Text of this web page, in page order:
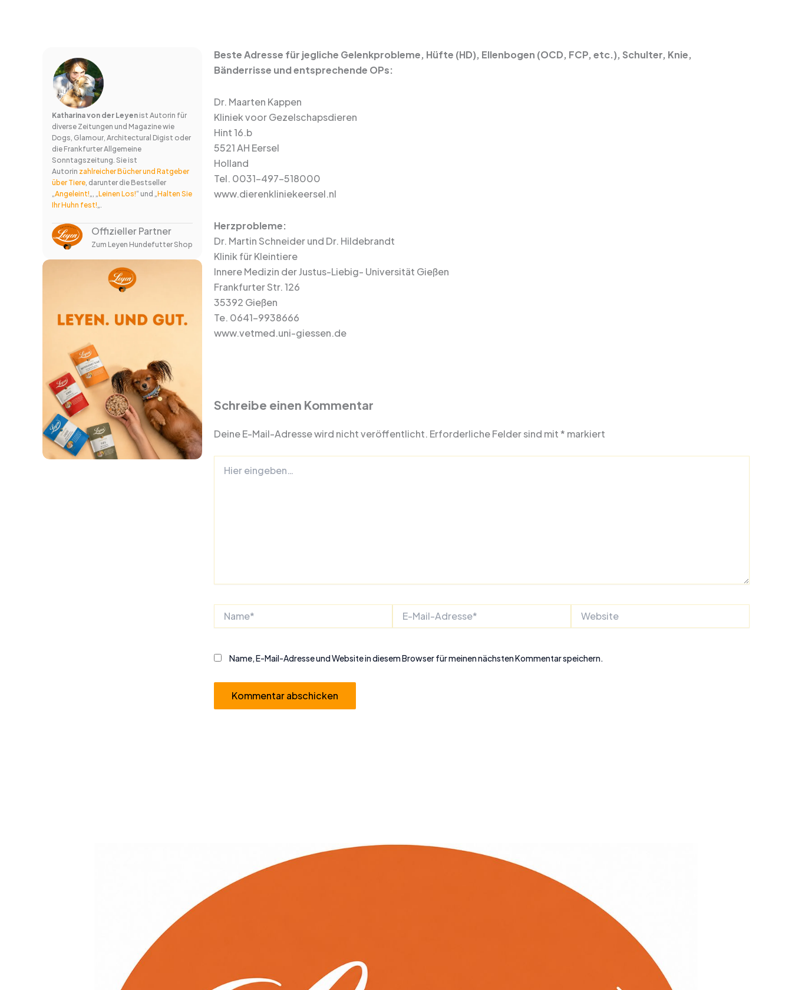
Katharina von der Leyen ist Autorin für
diverse Zeitungen und Magazine wie
Dogs, Glamour, Architectural Digist oder
die Frankfurter Allgemeine
Sonntagszeitung. Sie ist
Autorin zahlreicher Bücher und Ratgeber
über Tiere , darunter die Bestseller
Angeleint! Leinen Los!“ und „ Halten Sie
Ihr Huhn fest!
Offizieller Partner
Zum Leyen Hundefutter Shop
Beste Adresse für jegliche Gelenkprobleme, Hüfte (HD), Ellenbogen (OCD, FCP, etc.), Schulter, Knie,
Bänderrisse und entsprechende OPs:
Dr. Maarten Kappen
Kliniek voor Gezelschapsdieren
Hint 16.b
5521 AH Eersel
Holland
Tel. 0031-497-518000
www.dierenkliniekeersel.nl
Herzprobleme:
Dr. Martin Schneider und Dr. Hildebrandt
Klinik für Kleintiere
Innere Medizin der Justus-Liebig- Universität Gießen
Frankfurter Str. 126
35392 Gießen
Te. 0641-9938666
www.vetmed.uni-giessen.de
Schreibe einen Kommentar
Deine E-Mail-Adresse wird nicht veröffentlicht. Erforderliche Felder sind mit* markiert
eingeben…
Mail-
Name, E-Mail-Adresse und Website in diesem Browser für meinen nächsten Kommentar speichern.